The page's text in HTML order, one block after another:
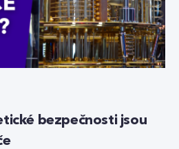
bezpečnosti jsou